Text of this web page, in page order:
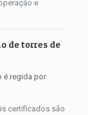
e
de torres de
é regida por
certificados são